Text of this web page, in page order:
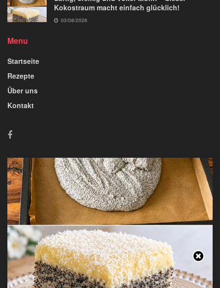
Kokostraum macht einfach glücklich!
03/08/2026
Menu
Startseite
Rezepte
Über uns
Kontakt